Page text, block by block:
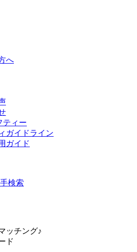
へ
ティー
ガイドライン
ガイド
検索
ッチング♪
ド